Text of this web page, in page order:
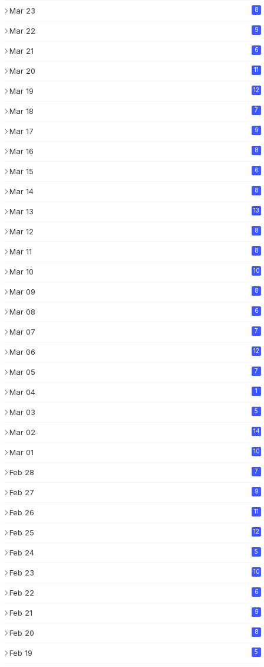
Mar 23 8
Mar 22 9
Mar 21 6
Mar 20 11
Mar 19 12
Mar 18 7
Mar 17 9
Mar 16 8
Mar 15 6
Mar 14 8
Mar 13 13
Mar 12 8
Mar 11 8
Mar 10 10
Mar 09 8
Mar 08 6
Mar 07 7
Mar 06 12
Mar 05 7
Mar 04 1
Mar 03 5
Mar 02 14
Mar 01 10
Feb 28 7
Feb 27 9
Feb 26 11
Feb 25 12
Feb 24 5
Feb 23 10
Feb 22 6
Feb 21 9
Feb 20 8
Feb 19 5